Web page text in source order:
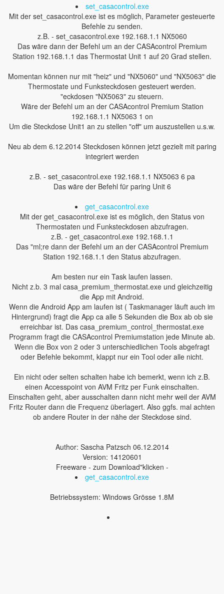
set_casacontrol.exe
Mit der set_casacontrol.exe ist es möglich, Parameter gesteuerte
Befehle zu senden.
z.B. - set_casacontrol.exe 192.168.1.1 NX5060
Das wäre dann der Befehl um an der CASAcontrol Premium
Station 192.168.1.1 das Thermostat Unit 1 auf 20 Grad stellen.
Momentan können nur mit "heiz" und "NX5060" und "NX5063" die
Thermostate und Funksteckdosen gesteuert werden.
"eckdosen "NX5063" zu steuern.
Wäre der Befehl um an der CASAcontrol Premium Station
192.168.1.1 NX5063 1 on
Um die Steckdose Unit1 an zu stellen "off" um auszustellen u.s.w.
Neu ab dem 6.12.2014 Steckdosen können jetzt gezielt mit paring
integriert werden
z.B. - set_casacontrol.exe 192.168.1.1 NX5063 6 pa
Das wäre der Befehl für paring Unit 6
get_casacontrol.exe
Mit der get_casacontrol.exe ist es möglich, den Status von
Thermostaten und Funksteckdosen abzufragen.
z.B. - get_casacontrol.exe 192.168.1.1
Das "ml;re dann der Befehl um an der CASAcontrol Premium
Station 192.168.1.1 den Status abzufragen.
Am besten nur ein Task laufen lassen.
Nicht z.b. 3 mal casa_premium_thermostat.exe und gleichzeitig
die App mit Android.
Wenn die Android App am laufen ist ( Taskmanager läuft auch im
Hintergrund) fragt die App ca alle 5 Sekunden die Box ab ob sie
erreichbar ist. Das casa_premium_control_thermostat.exe
Programm fragt die CASAcontrol Premiumstation jede Minute ab.
Wenn die Box von 2 oder 3 unterschiedlichen Tools abgefragt
oder Befehle bekommt, klappt nur ein Tool oder alle nicht.
Ein nicht oder selten schalten habe ich bemerkt, wenn ich z.B.
einen Accesspoint von AVM Fritz per Funk einschalten.
Einschalten geht, aber ausschalten dann nicht mehr weil der AVM
Fritz Router dann die Frequenz überlagert. Also ggfs. mal achten
ob andere Router in der nähe der Steckdose sind.
Author: Sascha Patzsch 06.12.2014
Version: 14120601
Freeware - zum Download"klicken -
get_casacontrol.exe
Betriebssystem: Windows Grösse 1.8M